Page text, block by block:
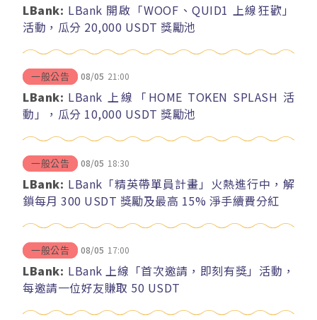
LBank: LBank 開啟「WOOF、QUID1 上線狂歡」
活動，瓜分 20,000 USDT 獎勵池
一般公告 08/05 21:00
LBank: LBank 上線「HOME TOKEN SPLASH 活
動」，瓜分 10,000 USDT 獎勵池
一般公告 08/05 18:30
LBank: LBank「精英帶單員計畫」火熱進行中，解
鎖每月 300 USDT 獎勵及最高 15% 淨手續費分紅
一般公告 08/05 17:00
LBank: LBank 上線「首次邀請，即刻有獎」活動，
每邀請一位好友賺取 50 USDT